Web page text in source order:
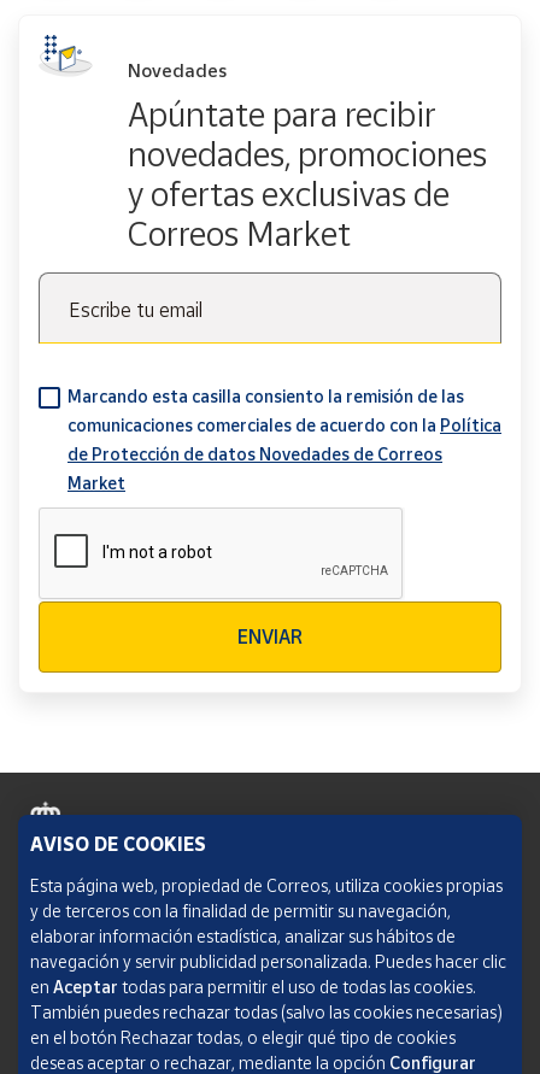
Novedades
Apúntate para recibir
novedades, promociones
y ofertas exclusivas de
Correos Market
Escribe tu email
Marcando esta casilla consiento la remisión de las
comunicaciones comerciales de acuerdo con la Política
de Protección de datos Novedades de Correos
Market
ENVIAR
Política de cookies
Aviso legal
Condiciones del servicio
Política de Privacidad Web
AVISO DE COOKIES
Esta página web, propiedad de Correos, utiliza cookies propias
y de terceros con la finalidad de permitir su navegación,
elaborar información estadística, analizar sus hábitos de
navegación y servir publicidad personalizada. Puedes hacer clic
en Aceptar todas para permitir el uso de todas las cookies.
También puedes rechazar todas (salvo las cookies necesarias)
en el botón Rechazar todas, o elegir qué tipo de cookies
deseas aceptar o rechazar, mediante la opción Configurar